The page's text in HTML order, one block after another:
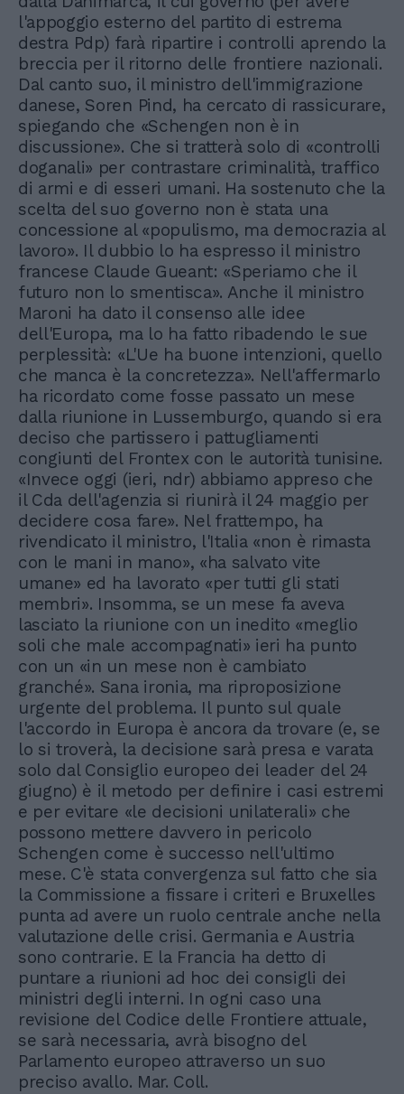
l'appoggio esterno del partito di estrema
destra Pdp) farà ripartire i controlli aprendo la
breccia per il ritorno delle frontiere nazionali.
Dal canto suo, il ministro dell'immigrazione
danese, Soren Pind, ha cercato di rassicurare,
spiegando che «Schengen non è in
discussione». Che si tratterà solo di «controlli
doganali» per contrastare criminalità, traffico
di armi e di esseri umani. Ha sostenuto che la
scelta del suo governo non è stata una
concessione al «populismo, ma democrazia al
lavoro». Il dubbio lo ha espresso il ministro
francese Claude Gueant: «Speriamo che il
futuro non lo smentisca». Anche il ministro
Maroni ha dato il consenso alle idee
dell'Europa, ma lo ha fatto ribadendo le sue
perplessità: «L'Ue ha buone intenzioni, quello
che manca è la concretezza». Nell'affermarlo
ha ricordato come fosse passato un mese
dalla riunione in Lussemburgo, quando si era
deciso che partissero i pattugliamenti
congiunti del Frontex con le autorità tunisine.
«Invece oggi (ieri, ndr) abbiamo appreso che
il Cda dell'agenzia si riunirà il 24 maggio per
decidere cosa fare». Nel frattempo, ha
rivendicato il ministro, l'Italia «non è rimasta
con le mani in mano», «ha salvato vite
umane» ed ha lavorato «per tutti gli stati
membri». Insomma, se un mese fa aveva
lasciato la riunione con un inedito «meglio
soli che male accompagnati» ieri ha punto
con un «in un mese non è cambiato
granché». Sana ironia, ma riproposizione
urgente del problema. Il punto sul quale
l'accordo in Europa è ancora da trovare (e, se
lo si troverà, la decisione sarà presa e varata
solo dal Consiglio europeo dei leader del 24
giugno) è il metodo per definire i casi estremi
e per evitare «le decisioni unilaterali» che
possono mettere davvero in pericolo
Schengen come è successo nell'ultimo
mese. C'è stata convergenza sul fatto che sia
la Commissione a fissare i criteri e Bruxelles
punta ad avere un ruolo centrale anche nella
valutazione delle crisi. Germania e Austria
sono contrarie. E la Francia ha detto di
puntare a riunioni ad hoc dei consigli dei
ministri degli interni. In ogni caso una
revisione del Codice delle Frontiere attuale,
se sarà necessaria, avrà bisogno del
Parlamento europeo attraverso un suo
preciso avallo. Mar. Coll.